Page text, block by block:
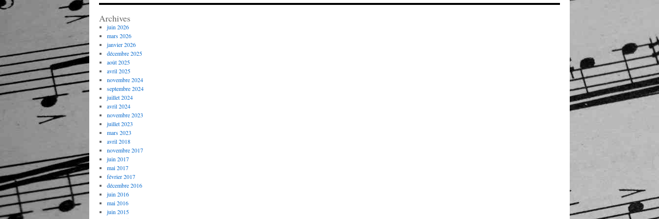
Archives
juin 2026
mars 2026
janvier 2026
décembre 2025
août 2025
avril 2025
novembre 2024
septembre 2024
juillet 2024
avril 2024
novembre 2023
juillet 2023
mars 2023
avril 2018
novembre 2017
juin 2017
mai 2017
février 2017
décembre 2016
juin 2016
mai 2016
juin 2015